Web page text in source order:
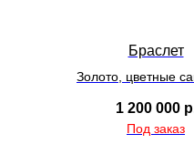
Браслет
Золото, цветные
1 200 000